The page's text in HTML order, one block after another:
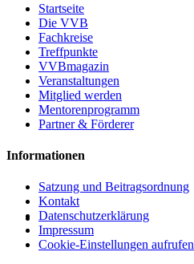
Startseite
Die VVB
Fachkreise
Treffpunkte
VVBmagazin
Veranstaltungen
Mitglied werden
Mentorenprogramm
Partner & Förderer
Informationen
Satzung und Beitragsordnung
Kontakt
Datenschutzerklärung
Impressum
Cookie-Einstellungen aufrufen